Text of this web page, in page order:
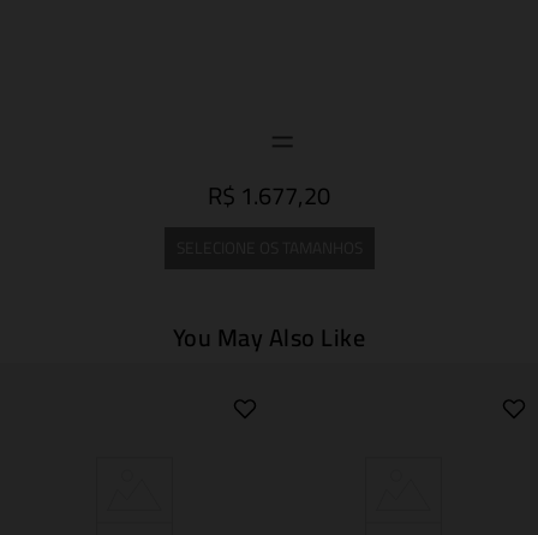
R$ 1.677,20
You May Also Like